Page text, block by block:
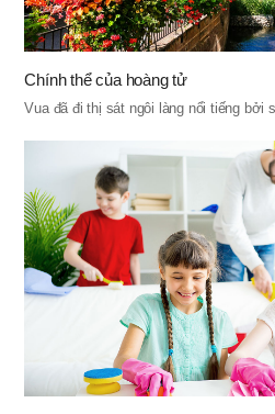
Chính thể của hoàng tử
Vua đã đi thị sát ngôi làng nổi tiếng